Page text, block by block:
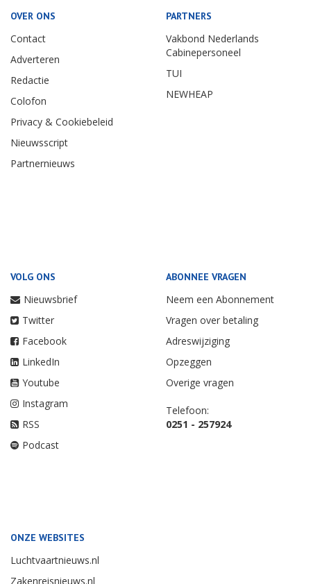
OVER ONS
Contact
Adverteren
Redactie
Colofon
Privacy & Cookiebeleid
Nieuwsscript
Partnernieuws
PARTNERS
Vakbond Nederlands
Cabinepersoneel
TUI
NEWHEAP
VOLG ONS
Nieuwsbrief
Twitter
Facebook
LinkedIn
Youtube
Instagram
RSS
Podcast
ABONNEE VRAGEN
Neem een Abonnement
Vragen over betaling
Adreswijziging
Opzeggen
Overige vragen
Telefoon:
0251 - 257924
ONZE WEBSITES
Luchtvaartnieuws.nl
Zakenreisnieuws.nl